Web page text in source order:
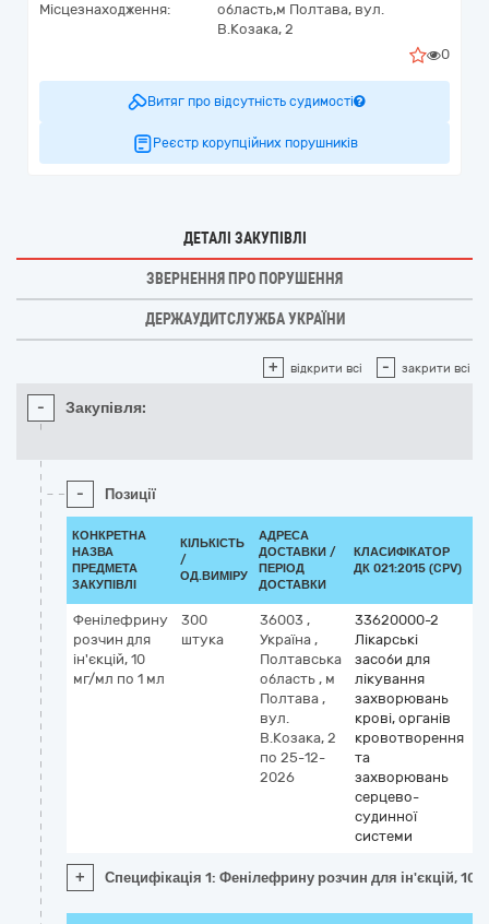
Місцезнаходження:
область,м Полтава, вул.
В.Козака, 2
0
Витяг про відсутність судимості
Реєстр корупційних порушників
ДЕТАЛІ ЗАКУПІВЛІ
ЗВЕРНЕННЯ ПРО ПОРУШЕННЯ
ДЕРЖАУДИТСЛУЖБА УКРАЇНИ
+ відкрити всі - закрити всі
- Закупівля:
- Позиції
КОНКРЕТНА
НАЗВА
ПРЕДМЕТА
ЗАКУПІВЛІ
КІЛЬКІСТЬ
/
ОД.ВИМІРУ
АДРЕСА
ДОСТАВКИ /
ПЕРІОД
ДОСТАВКИ
КЛАСИФІКАТОР
ДК 021:2015 (CPV)
Фенілефрину
розчин для
ін'єкцій, 10
мг/мл по 1 мл
300
штука
36003 ,
Україна ,
Полтавська
область , м
Полтава ,
вул.
В.Козака, 2
по 25-12-
2026
33620000-2
Лікарські
засоби для
лікування
захворювань
крові, органів
кровотворення
та
захворювань
серцево-
судинної
системи
+ Специфікація 1: Фенілефрину розчин для ін'єкцій, 10